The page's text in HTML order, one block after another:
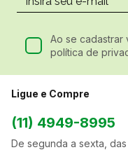
Ao se cadastrar
política de
Ligue e Compre
(11) 4949-8995
De segunda a sexta, das